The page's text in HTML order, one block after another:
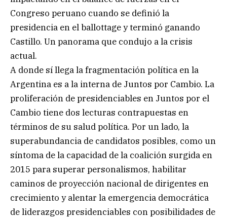
Congreso peruano cuando se definió la
presidencia en el ballottage y terminó ganando
Castillo. Un panorama que condujo a la crisis
actual.
A donde sí llega la fragmentación política en la
Argentina es a la interna de Juntos por Cambio. La
proliferación de presidenciables en Juntos por el
Cambio tiene dos lecturas contrapuestas en
términos de su salud política. Por un lado, la
superabundancia de candidatos posibles, como un
síntoma de la capacidad de la coalición surgida en
2015 para superar personalismos, habilitar
caminos de proyección nacional de dirigentes en
crecimiento y alentar la emergencia democrática
de liderazgos presidenciables con posibilidades de